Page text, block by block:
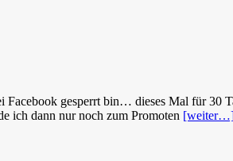
gesperrt bin… dieses Mal für
ich dann nur noch zum Promoten